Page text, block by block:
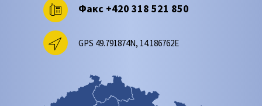
Факс +420 318 521 850
GPS 49.791874N, 14.186762E